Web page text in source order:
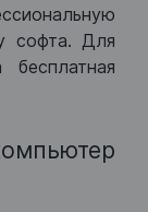
софта. Для